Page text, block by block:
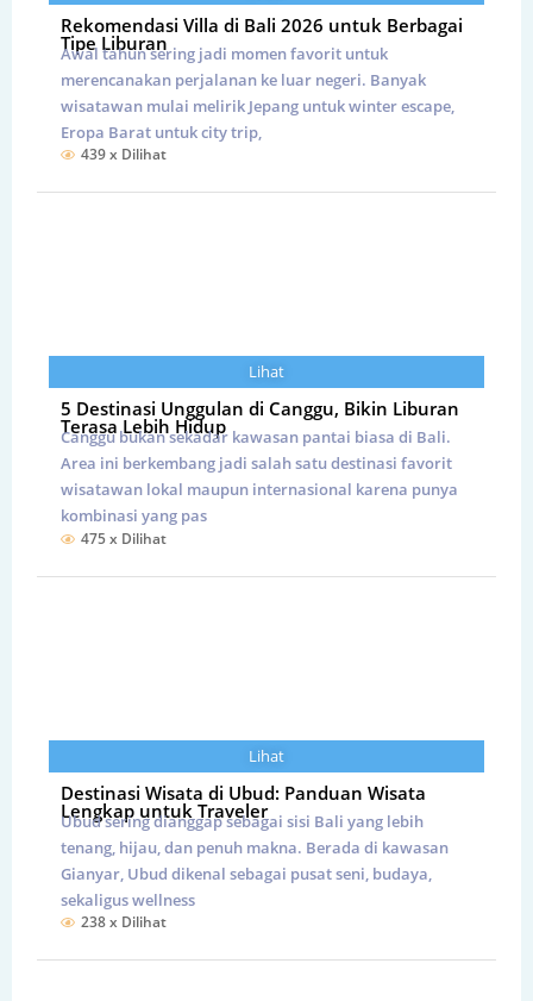
Rekomendasi Villa di Bali 2026 untuk Berbagai
Tipe Liburan
Awal tahun sering jadi momen favorit untuk
merencanakan perjalanan ke luar negeri. Banyak
wisatawan mulai melirik Jepang untuk winter escape,
Eropa Barat untuk city trip,
439 x Dilihat
Lihat
5 Destinasi Unggulan di Canggu, Bikin Liburan
Terasa Lebih Hidup
Canggu bukan sekadar kawasan pantai biasa di Bali.
Area ini berkembang jadi salah satu destinasi favorit
wisatawan lokal maupun internasional karena punya
kombinasi yang pas
475 x Dilihat
Lihat
Destinasi Wisata di Ubud: Panduan Wisata
Lengkap untuk Traveler
Ubud sering dianggap sebagai sisi Bali yang lebih
tenang, hijau, dan penuh makna. Berada di kawasan
Gianyar, Ubud dikenal sebagai pusat seni, budaya,
sekaligus wellness
238 x Dilihat